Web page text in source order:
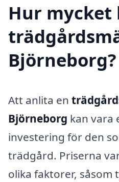
Hur mycket
Björneborg?
Att anlita en
Björneborg kan vara
investering för den
trädgård. Priserna
olika faktorer, såsom